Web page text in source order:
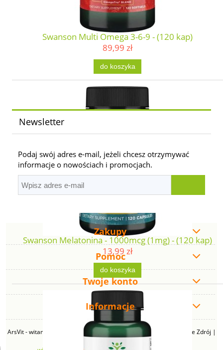
Swanson Multi Omega 3-6-9 - (120 kap)
89,99 zł
do koszyka
Swanson Melatonina - 1000mcg (1mg) - (120 kap)
13,99 zł
do koszyka
Newsletter
Podaj swój adres e-mail, jeżeli chcesz otrzymywać
informacje o nowościach i promocjach.
Zakupy
Pomoc
Twoje konto
Informacje
ArsVit - witaminyswanson.pl | ul. Zimowa 49B, 43-230 Goczałkowice Zdrój |
NIP: 6381219140 | REGON: 276280385 | Email: